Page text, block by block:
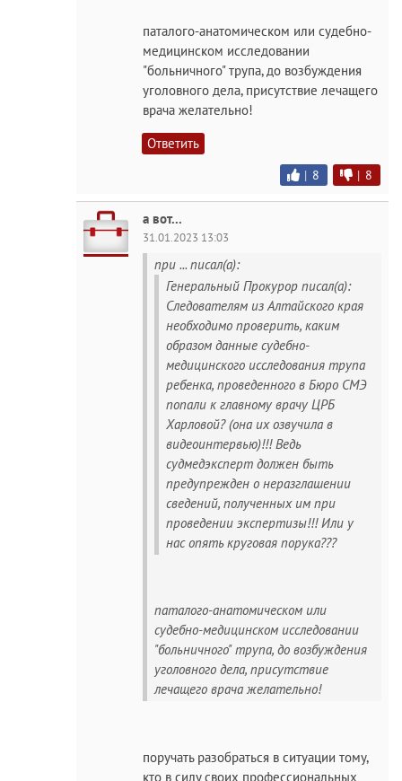
паталого-анатомическом или судебно-
медицинском исследовании
"больничного" трупа, до возбуждения
уголовного дела, присутствие лечащего
врача желательно!
Ответить
| 8 | 8
а вот...
31.01.2023 13:03
при ... писал(а):
Генеральный Прокурор писал(а):
Следователям из Алтайского края
необходимо проверить, каким
образом данные судебно-
медицинского исследования трупа
ребенка, проведенного в Бюро СМЭ
попали к главному врачу ЦРБ
Харловой? (она их озвучила в
видеоинтервью)!!! Ведь
судмедэксперт должен быть
предупрежден о неразглашении
сведений, полученных им при
проведении экспертизы!!! Или у
нас опять круговая порука???
паталого-анатомическом или
судебно-медицинском исследовании
"больничного" трупа, до возбуждения
уголовного дела, присутствие
лечащего врача желательно!
поручать разобраться в ситуации тому,
кто в силу своих профессиональных